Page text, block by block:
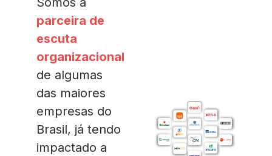
parceira de
escuta
organizacional
de algumas
das maiores
empresas do
Brasil, já tendo
impactado a